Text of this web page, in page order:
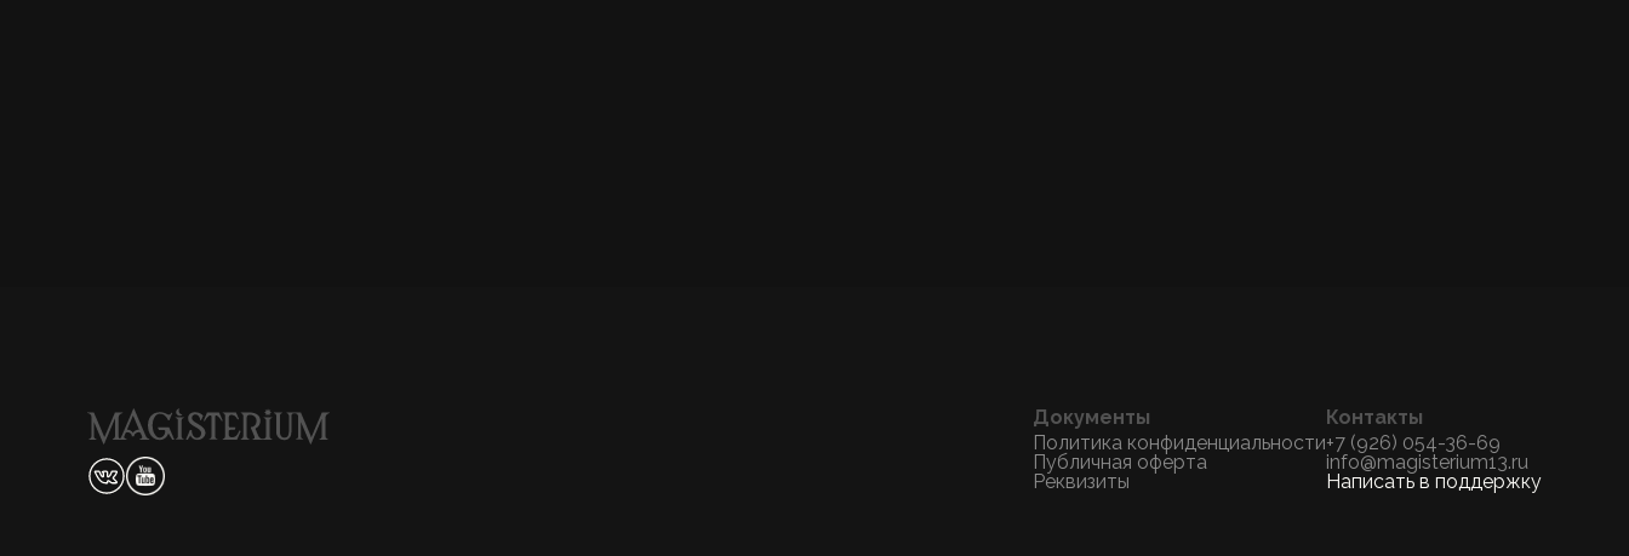
Документы
Политика конфиденциальности
Публичная оферта
Реквизиты
Контакты
+7 (926) 054-36-69
info@magisterium13.ru
Написать в поддержку